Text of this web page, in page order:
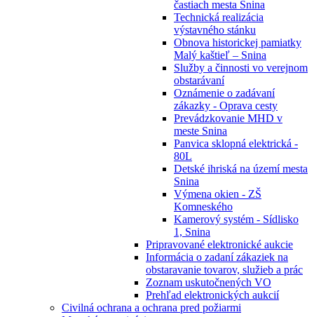
častiach mesta Snina
Technická realizácia
výstavného stánku
Obnova historickej pamiatky
Malý kaštieľ – Snina
Služby a činnosti vo verejnom
obstarávaní
Oznámenie o zadávaní
zákazky - Oprava cesty
Prevádzkovanie MHD v
meste Snina
Panvica sklopná elektrická -
80L
Detské ihriská na území mesta
Snina
Výmena okien - ZŠ
Komneského
Kamerový systém - Sídlisko
1, Snina
Pripravované elektronické aukcie
Informácia o zadaní zákaziek na
obstaravanie tovarov, služieb a prác
Zoznam uskutočnených VO
Prehľad elektronických aukcií
Civilná ochrana a ochrana pred požiarmi